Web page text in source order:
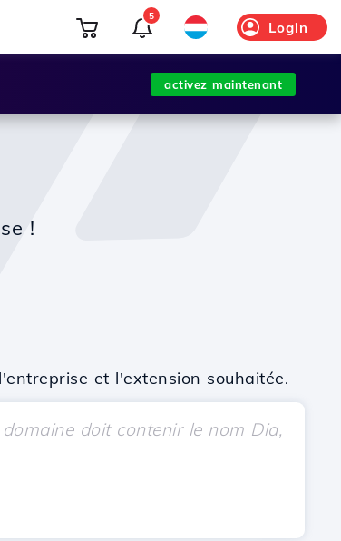
Login
5
activez maintenant
!
et l'extension souhaitée.